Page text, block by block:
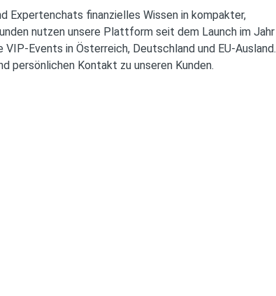
Expertenchats finanzielles Wissen in kompakter,
nutzen unsere Plattform seit dem Launch im Jahr
Events in Österreich, Deutschland und EU-Ausland.
persönlichen Kontakt zu unseren Kunden.